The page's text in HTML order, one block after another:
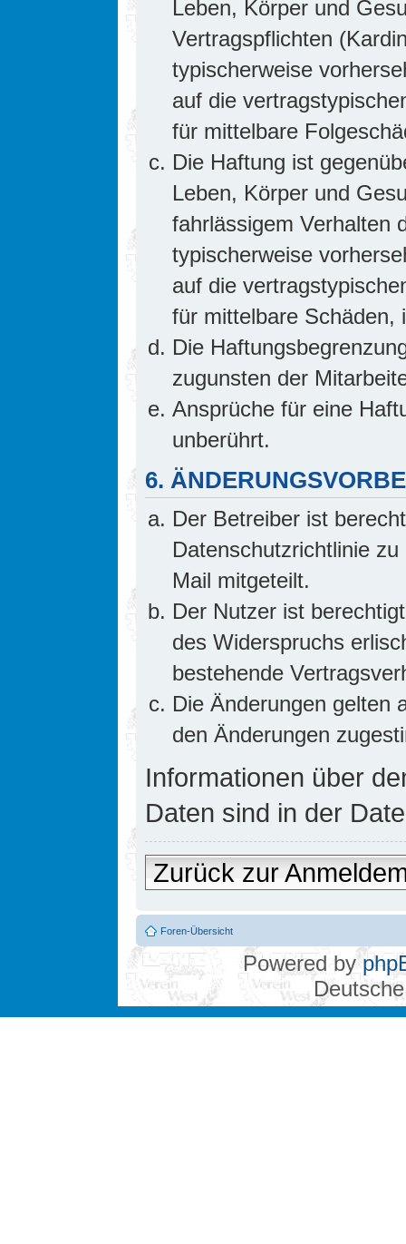
Leben, Körper und
Vertragspflichten
typischerweise
auf die
für mittelbare
Die Haftung ist
Leben, Körper und
fahrlässigem Verhalten
typischerweise
auf die
für mittelbare Schäden,
Die
zugunsten der
Ansprüche für eine
unberührt.
6.
Der Betreiber ist
Datenschutzrichtlinie
Mail mitgeteilt.
Der Nutzer ist
des Widerspruchs
bestehende
Die Änderungen gelten
den Änderungen
Informationen über
Daten sind in der
Zurück zur
Foren-Übersicht
Powered by